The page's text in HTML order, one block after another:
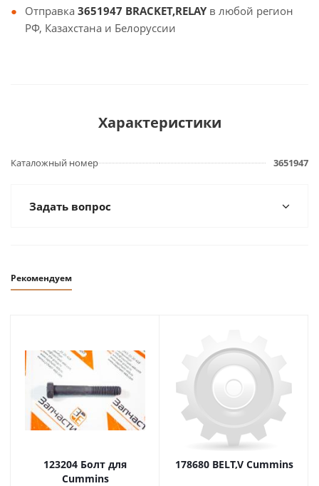
Отправка 3651947 BRACKET,RELAY в любой регион
РФ, Казахстана и Белоруссии
Характеристики
Каталожный номер 3651947
Задать вопрос
Рекомендуем
123204 Болт для
Cummins
178680 BELT,V Cummins